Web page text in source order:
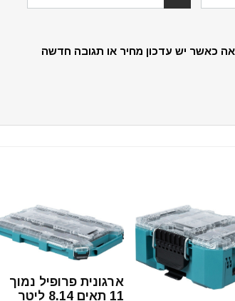
כאשר יש עדכון מחיר או תגובה חדשה
ארגונית פרופיל נמוך
11 תאים 8.14 ליטר